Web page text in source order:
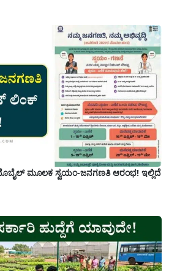
ಮೂಲಕ ಸ್ವಯಂ-ಜನಗಣತಿ ಆರಂಭ! ಇಲ್ಲಿದೆ